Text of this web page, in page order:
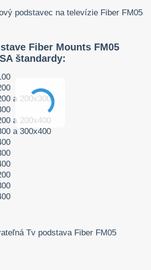
Fiber Mounts FM05
štandardy:
a 200x300
a 200x400
a 300x400